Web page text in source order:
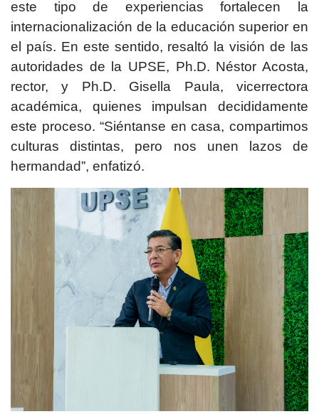
este tipo de experiencias fortalecen la
internacionalización de la educación superior en
el país. En este sentido, resaltó la visión de las
autoridades de la UPSE, Ph.D. Néstor Acosta,
rector, y Ph.D. Gisella Paula, vicerrectora
académica, quienes impulsan decididamente
este proceso. “Siéntanse en casa, compartimos
culturas distintas, pero nos unen lazos de
hermandad”, enfatizó.